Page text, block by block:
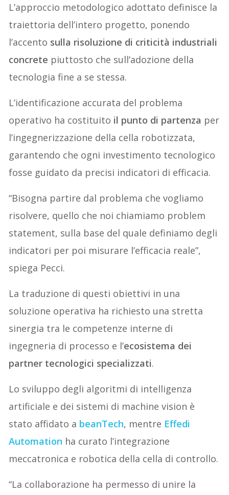
L’approccio metodologico adottato definisce la
traiettoria dell’intero progetto, ponendo
l’accento sulla risoluzione di criticità industriali
concrete piuttosto che sull’adozione della
tecnologia fine a se stessa.
L’identificazione accurata del problema
operativo ha costituito il punto di partenza per
l’ingegnerizzazione della cella robotizzata,
garantendo che ogni investimento tecnologico
fosse guidato da precisi indicatori di efficacia.
“Bisogna partire dal problema che vogliamo
risolvere, quello che noi chiamiamo problem
statement, sulla base del quale definiamo degli
indicatori per poi misurare l’efficacia reale”,
spiega Pecci.
La traduzione di questi obiettivi in una
soluzione operativa ha richiesto una stretta
sinergia tra le competenze interne di
ingegneria di processo e l’ecosistema dei
partner tecnologici specializzati.
Lo sviluppo degli algoritmi di intelligenza
artificiale e dei sistemi di machine vision è
stato affidato a beanTech, mentre Effedi
Automation ha curato l’integrazione
meccatronica e robotica della cella di controllo.
“La collaborazione ha permesso di unire la